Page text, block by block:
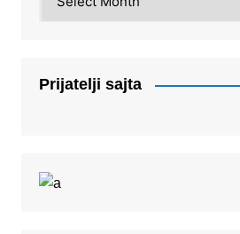
Prijatelji sajta